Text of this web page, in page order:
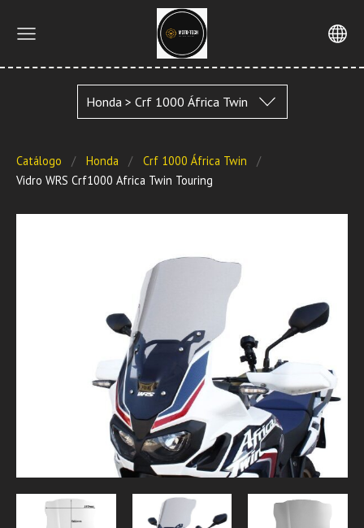
Honda > Crf 1000 África Twin
Catálogo Honda
Crf 1000 África Twin
Vidro WRS Crf1000 Africa Twin Touring